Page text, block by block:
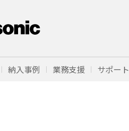
納入事例 業務支援 サポート